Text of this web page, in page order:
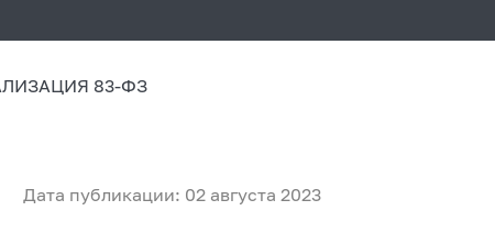
83-ФЗ
Дата публикации: 02 августа 2023